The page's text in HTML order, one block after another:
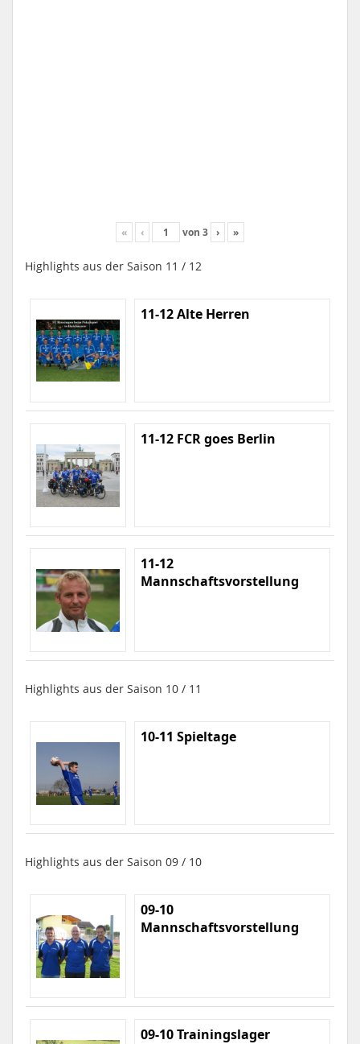
« ‹ von 3 › »
Highlights aus der Saison 11 / 12
11-12 Alte Herren
11-12 FCR goes Berlin
11-12
Mannschaftsvorstellung
Highlights aus der Saison 10 / 11
10-11 Spieltage
Highlights aus der Saison 09 / 10
09-10
Mannschaftsvorstellung
09-10 Trainingslager